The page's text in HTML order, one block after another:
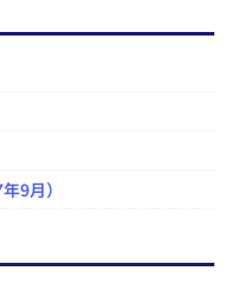
9月）